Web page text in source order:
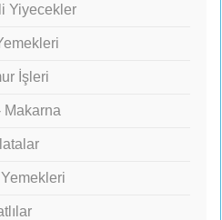
Yiyecekler
İşleri
Makarna